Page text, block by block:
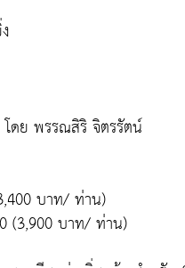
ดย พรรณสิริ จิตรรัตน์
บาท/ ท่าน)
(3,900 บาท/ ท่าน)